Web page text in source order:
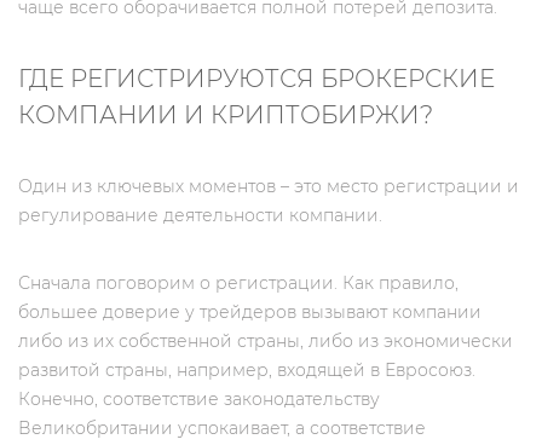
чаще всего оборачивается полной потерей депозита.
ГДЕ РЕГИСТРИРУЮТСЯ БРОКЕРСКИЕ
КОМПАНИИ И КРИПТОБИРЖИ?
Один из ключевых моментов – это место регистрации и
регулирование деятельности компании.
Сначала поговорим о регистрации. Как правило,
большее доверие у трейдеров вызывают компании
либо из их собственной страны, либо из экономически
развитой страны, например, входящей в Евросоюз.
Конечно, соответствие законодательству
Великобритании успокаивает, а соответствие